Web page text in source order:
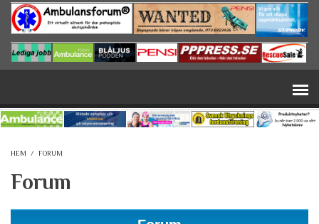
Hoppa till huvudinnehåll
HEM / FORUM
Forum